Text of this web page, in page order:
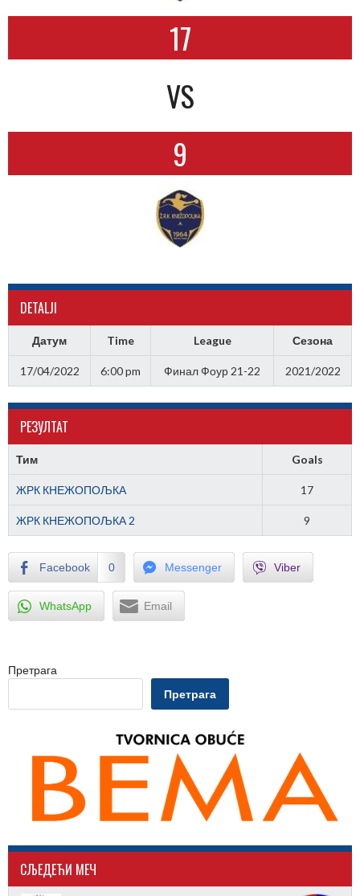
17
VS
9
DETALJI
Датум Time League Сезона
17/04/2022 6:00 pm Финал Фоур 21-22 2021/2022
РЕЗУЛТАТ
Тим Goals
ЖРК КНЕЖОПОЉКА 17
ЖРК КНЕЖОПОЉКА 2 9
Facebook 0 Messenger Viber
WhatsApp Email
Претрага
Претрага
CЉЕДЕЋИ МЕЧ